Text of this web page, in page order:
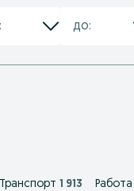
Транспорт 1 913 Работа